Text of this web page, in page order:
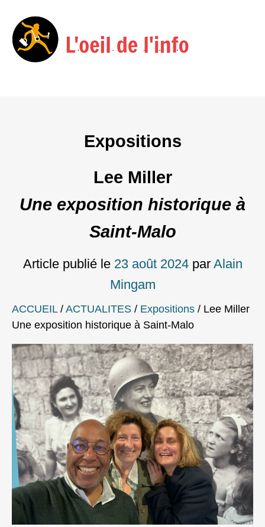
Expositions
Lee Miller
Une exposition historique à
Saint-Malo
Article publié le 23 août 2024 par Alain
Mingam
ACCUEIL/ ACTUALITES / Expositions / Lee Miller
Une exposition historique à Saint-Malo